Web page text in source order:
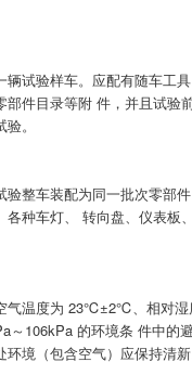
辆试验样车。应配有随车工
部件目录等附 件，并且试验
。
整车装配为同一批次零部件
各种车灯、 转向盘、仪表板
气温度为 23℃±2℃、相对湿
～106kPa 的环境条 件中的避
环境（包含空气）应保持清